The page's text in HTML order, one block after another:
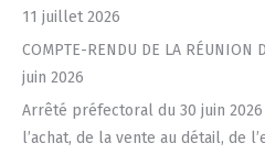
11 juillet 2026
COMPTE-RENDU DE LA RÉUNION
juin 2026
Arrêté préfectoral du 30 juin
l’achat, de la vente au détail, de